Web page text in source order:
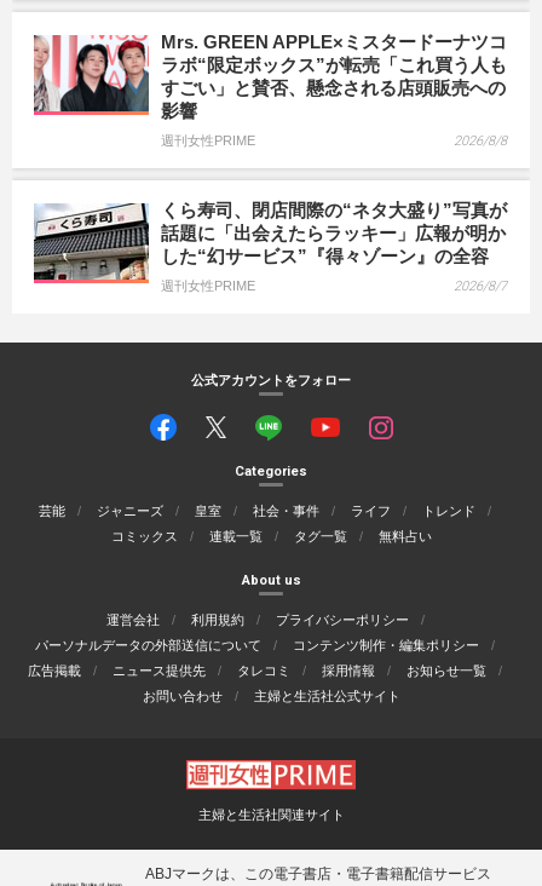
Mrs. GREEN APPLE×ミスタードーナツコ
ラボ“限定ボックス”が転売「これ買う人も
すごい」と賛否、懸念される店頭販売への
影響
週刊女性PRIME 2026/8/8
くら寿司、閉店間際の“ネタ大盛り”写真が
話題に「出会えたらラッキー」広報が明か
した“幻サービス”『得々ゾーン』の全容
週刊女性PRIME 2026/8/7
公式アカウントをフォロー
Categories
芸能 ジャニーズ 皇室 社会・事件 ライフ
トレンド
コミックス
連載一覧 タグ一覧 無料占い
About us
運営会社 利用規約
プライバシーポリシー
パーソナルデータの外部送信について
コンテンツ制作・編集ポリシー
広告掲載
ニュース提供先 タレコミ 採用情報
お知らせ一覧
お問い合わせ
主婦と生活社公式サイト
主婦と生活社関連サイト
ABJマークは、この電子書店・電子書籍配信サービス